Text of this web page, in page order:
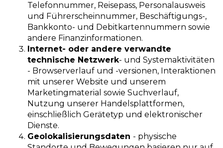
Telefonnummer, Reisepass, Personalausweis
und Führerscheinnummer, Beschäftigungs-,
Bankkonto- und Debitkartennummern sowie
andere Finanzinformationen.
Internet- oder andere verwandte
technische Netzwerk- und Systemaktivitäten
- Browserverlauf und -versionen, Interaktionen
mit unserer Website und unserem
Marketingmaterial sowie Suchverlauf,
Nutzung unserer Handelsplattformen,
einschließlich Gerätetyp und elektronischer
Dienste.
Geolokalisierungsdaten - physische